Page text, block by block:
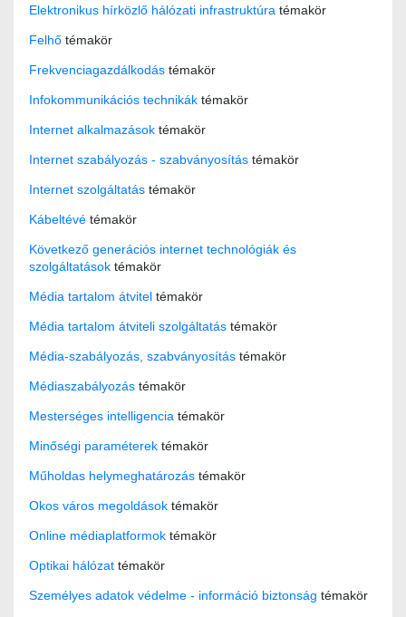
Elektronikus hírközlő hálózati infrastruktúra témakör
Felhő témakör
Frekvenciagazdálkodás témakör
Infokommunikációs technikák témakör
Internet alkalmazások témakör
Internet szabályozás - szabványosítás témakör
Internet szolgáltatás témakör
Kábeltévé témakör
Következő generációs internet technológiák és
szolgáltatások témakör
Média tartalom átvitel témakör
Média tartalom átviteli szolgáltatás témakör
Média-szabályozás, szabványosítás témakör
Médiaszabályozás témakör
Mesterséges intelligencia témakör
Minőségi paraméterek témakör
Műholdas helymeghatározás témakör
Okos város megoldások témakör
Online médiaplatformok témakör
Optikai hálózat témakör
Személyes adatok védelme - információ biztonság témakör